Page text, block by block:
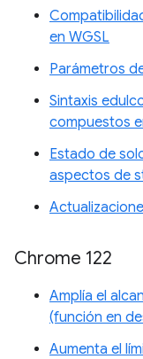
en WGSL
Parámetros
Sintaxis
compuestos
Estado de
aspectos de
Chrome 122
Amplía el
(función en
Aumenta el